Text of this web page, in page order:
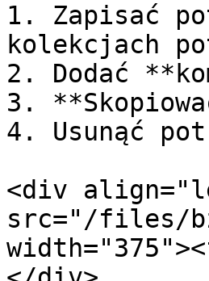
1. Zapisać
kolekcjach
2. Dodać
3.
4. Usunąć
<div
src="/files/